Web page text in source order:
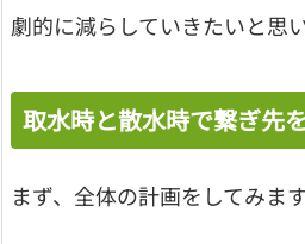
劇的に減らしていきたいと思い
取水時と散水時で繋ぎ先
まず、全体の計画をしてみます